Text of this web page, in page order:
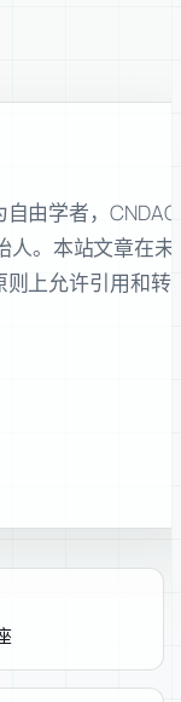
由学者，CNDAO
人。本站文章在未
上允许引用和转